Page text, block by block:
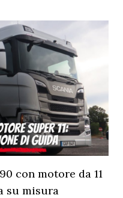
con motore da 11
su misura